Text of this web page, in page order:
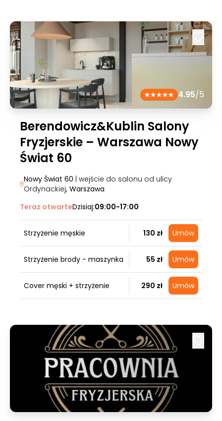
4.95/5
Berendowicz&Kublin Salony
Fryzjerskie – Warszawa Nowy
Świat 60
Nowy Świat 60 | wejście do salonu od ulicy
Ordynackiej, Warszawa
Teraz otwarteDzisiaj:09:00-17:00
Strzyżenie męskie 130 zł Umów
Strzyżenie brody - maszynka 55 zł Umów
Cover męski + strzyżenie 290 zł Umów